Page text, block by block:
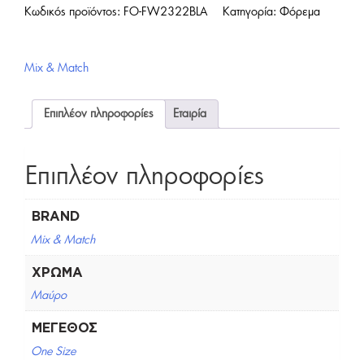
Κωδικός προϊόντος: FO-FW2322BLA Κατηγορία: Φόρεμα
Mix & Match
Επιπλέον πληροφορίες Εταιρία
Επιπλέον πληροφορίες
BRAND
Mix & Match
ΧΡΏΜΑ
Μαύρο
ΜΈΓΕΘΟΣ
One Size